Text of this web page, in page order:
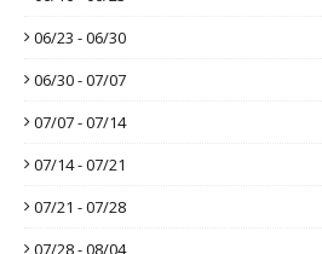
06/23 - 06/30
06/30 - 07/07
07/07 - 07/14
07/14 - 07/21
07/21 - 07/28
07/28 - 08/04